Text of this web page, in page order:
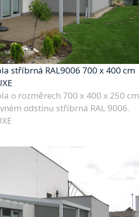
stříbrná RAL9006 700 x 400 cm
o rozměrech 700 x 400 x 250 cm
odstínu stříbrná RAL 9006.